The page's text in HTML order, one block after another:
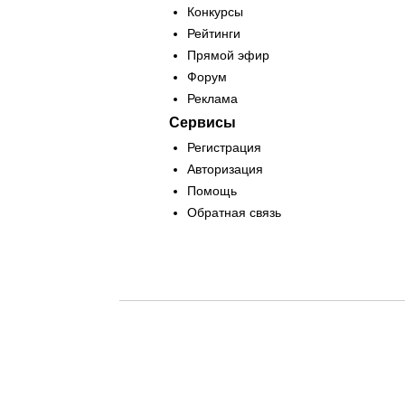
Конкурсы
Рейтинги
Прямой эфир
Форум
Реклама
Сервисы
Регистрация
Авторизация
Помощь
Обратная связь